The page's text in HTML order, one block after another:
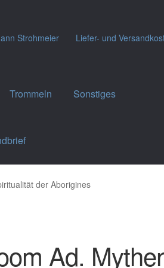
Strohmeier Liefer- und
Trommeln Sonstiges
der Aborigines
Ad.